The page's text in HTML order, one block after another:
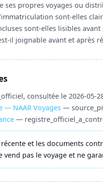
ses propres voyages ou
sont-elles
sont-elles lisibles avant
il joignable avant et après
consultée le 2026-05-
— NAAR Voyages—
—
et les documents
vend pas le voyage et ne